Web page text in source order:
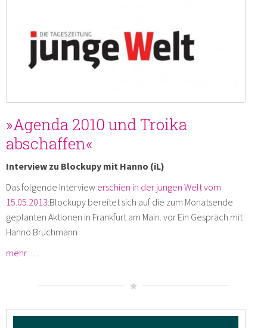
»Agenda 2010 und Troika
abschaffen«
Interview zu Blockupy mit Hanno (iL)
Das folgende Interview erschien in der jungen Welt vom
15.05.2013:Blockupy bereitet sich auf die zum Monatsende
geplanten Aktionen in Frankfurt am Main. vor Ein Gespräch mit
Hanno Bruchmann
mehr …